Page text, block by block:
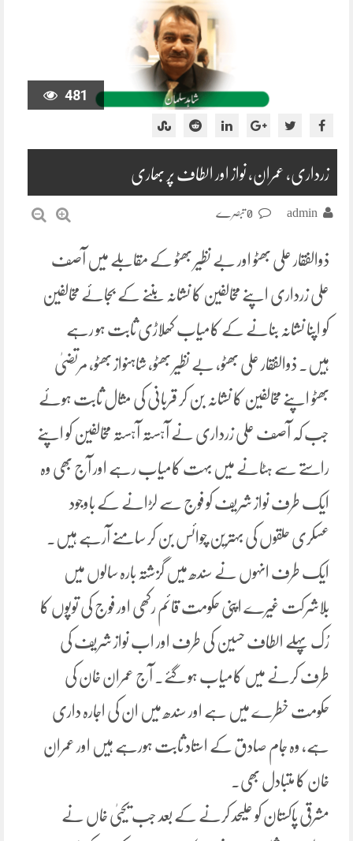
481
زرداری، عمران، نواز اور الطاف پر بھاری
admin
ذوالفقار علی بھٹو اور بے نظیر بھٹو کے مقابلے میں آصف
علی زرداری اپنے مخالفین کا نشانہ بننے کے بجائے مخالفین
کو اپنا نشانہ بنانے کے کامیاب کھلاڑی ثابت ہو رہے
ہیں۔ ذوالفقار علی بھٹو، بے نظیر بھٹو، شاہنواز بھٹو، مرتضیٰ
بھٹو اپنے مخالفین کا نشانہ بن کر قربانی کی مثال ثابت ہوئے
جب کہ آصف علی زرداری نے آہستہ آہستہ مخالفین کو اپنے
راستے سے ہٹانے میں بہت کامیاب رہے اور آج بھی وہ
ایک طرف نواز شریف کو فوج سے لڑانے کے باوجود
عسکری حلقوں کی بہترین چوائس بن کر سامنے آرہے ہیں۔
ایک طرف انہوں نے سندھ میں گزشتہ بارہ سالوں میں
بلاشرکت غیرے اپنی حکومت قائم رکھی اور فوج کی توپوں کا
رُک پہلے الطاف حسین کی طرف اور اب نواز شریف کی
طرف کرنے میں کامیاب ہو گئے۔ آج عمران خان کی
حکومت خطرے میں ہے اور سندھ میں ان کی اجارہ داری
ہے، وہ جام صادق کے استاد ثابت ہورہے ہیں اور عمران
خان کا متبادل بھی۔
مشرقی پاکستان کو علیحد کرنے کے بعد جب یحییٰ خاں نے